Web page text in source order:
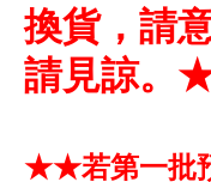
換貨，請
請見諒。
★★若第一批